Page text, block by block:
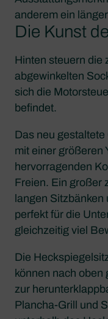
anderem ein
Die Kunst
Hinten steuern die
abgewinkelten
sich die
befindet.
Das neu
mit einer größeren
hervorragenden
Freien. Ein großer
langen Sitzbänken
perfekt für die
gleichzeitig viel
Die
können nach oben
zur
Plancha-Grill und